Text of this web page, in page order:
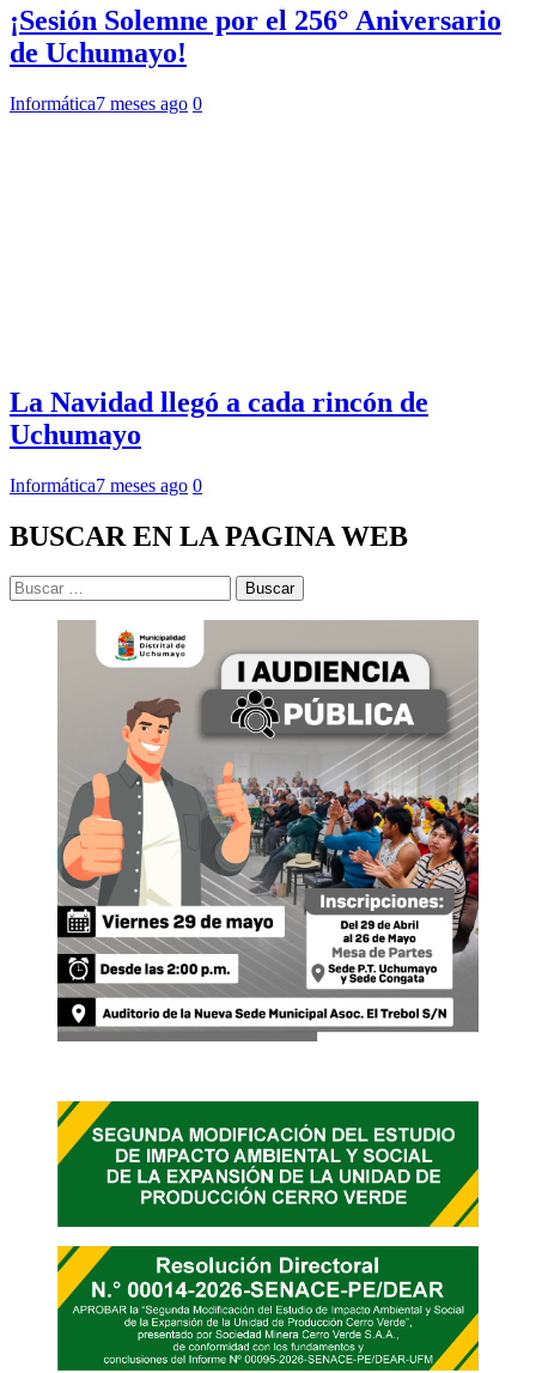
¡Sesión Solemne por el 256° Aniversario
de Uchumayo!
Informática7 meses ago 0
La Navidad llegó a cada rincón de
Uchumayo
Informática7 meses ago 0
BUSCAR EN LA PAGINA WEB
Buscar: